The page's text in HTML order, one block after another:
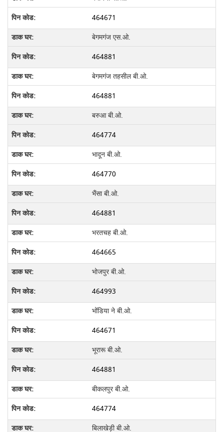
464671
बेगमगंज एस.ओ.
464881
बेगमगंज तहसील बी.ओ.
464881
बरुआ बी.ओ.
464774
भादून बी.ओ.
464770
भैंसा बी.ओ.
464881
भरतचह बी.ओ.
464665
भोजपुर बी.ओ.
464993
भोंडिया ने बी.ओ.
464671
भूरारू बी.ओ.
464881
बीकलपुर बी.ओ.
464774
बिलाखेड़ी बी.ओ.